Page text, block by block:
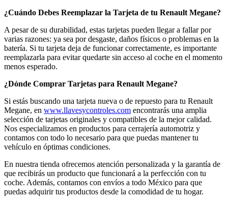
¿Cuándo Debes Reemplazar la Tarjeta de tu Renault Megane?
A pesar de su durabilidad, estas tarjetas pueden llegar a fallar por
varias razones: ya sea por desgaste, daños físicos o problemas en la
batería. Si tu tarjeta deja de funcionar correctamente, es importante
reemplazarla para evitar quedarte sin acceso al coche en el momento
menos esperado.
¿Dónde Comprar Tarjetas para Renault Megane?
Si estás buscando una tarjeta nueva o de repuesto para tu Renault
Megane, en www.llavesycontroles.com encontrarás una amplia
selección de tarjetas originales y compatibles de la mejor calidad.
Nos especializamos en productos para cerrajería automotriz y
contamos con todo lo necesario para que puedas mantener tu
vehículo en óptimas condiciones.
En nuestra tienda ofrecemos atención personalizada y la garantía de
que recibirás un producto que funcionará a la perfección con tu
coche. Además, contamos con envíos a todo México para que
puedas adquirir tus productos desde la comodidad de tu hogar.